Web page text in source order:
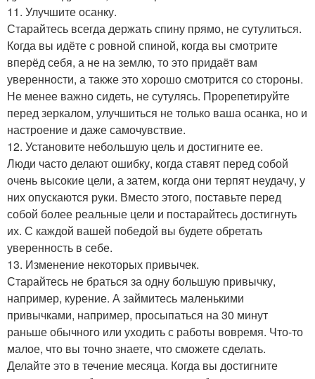
11. Улучшите осанку.
Старайтесь всегда держать спину прямо, не сутулиться.
Когда вы идёте с ровной спиной, когда вы смотрите
вперёд себя, а не на землю, то это придаёт вам
уверенности, а также это хорошо смотрится со стороны.
Не менее важно сидеть, не сутулясь. Прорепетируйте
перед зеркалом, улучшиться не только ваша осанка, но и
настроение и даже самочувствие.
12. Установите небольшую цель и достигните ее.
Люди часто делают ошибку, когда ставят перед собой
очень высокие цели, а затем, когда они терпят неудачу, у
них опускаются руки. Вместо этого, поставьте перед
собой более реальные цели и постарайтесь достигнуть
их. С каждой вашей победой вы будете обретать
уверенность в себе.
13. Изменение некоторых привычек.
Старайтесь не браться за одну большую привычку,
например, курение. А займитесь маленькими
привычками, например, просыпаться на 30 минут
раньше обычного или уходить с работы вовремя. Что-то
малое, что вы точно знаете, что сможете сделать.
Делайте это в течение месяца. Когда вы достигните